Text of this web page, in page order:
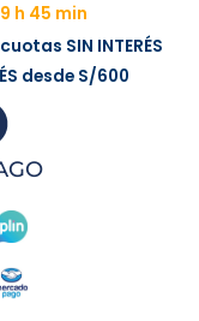
h 45 min
SIN INTERÉS
desde S/600